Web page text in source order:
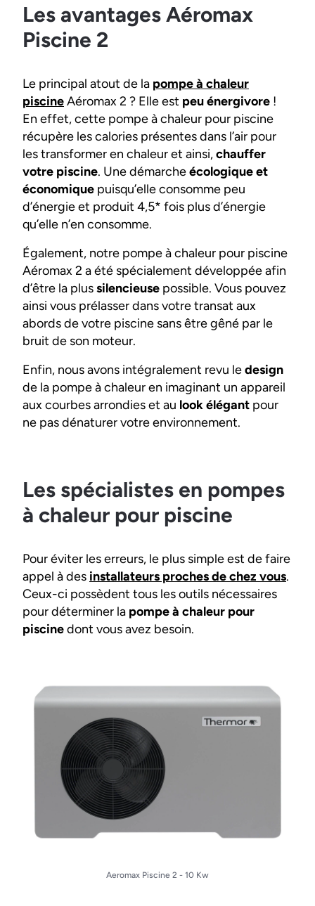
Les avantages Aéromax
Piscine 2
Le principal atout de la pompe à chaleur
piscineAéromax 2 ? Elle est peu énergivore !
En effet, cette pompe à chaleur pour piscine
récupère les calories présentes dans l’air pour
les transformer en chaleur et ainsi,chauffer
votre piscine. Une démarcheécologique et
économique puisqu’elle consomme peu
d’énergie et produit 4,5* fois plus d’énergie
qu’elle n’en consomme.
Également, notre pompe à chaleur pour piscine
Aéromax 2 a été spécialement développée afin
d’être la plussilencieuse possible. Vous pouvez
ainsi vous prélasser dans votre transat aux
abords de votre piscine sans être gêné par le
bruit de son moteur.
Enfin, nous avons intégralement revu ledesign
de la pompe à chaleur en imaginant un appareil
aux courbes arrondies et au look élégant pour
ne pas dénaturer votre environnement.
Les spécialistes en pompes
à chaleur pour piscine
Pour éviter les erreurs, le plus simple est de faire
appel à des installateurs proches de chez vous.
Ceux-ci possèdent tous les outils nécessaires
pour déterminer la pompe à chaleur pour
piscinedont vous avez besoin.
Aeromax Piscine 2 - 10 Kw